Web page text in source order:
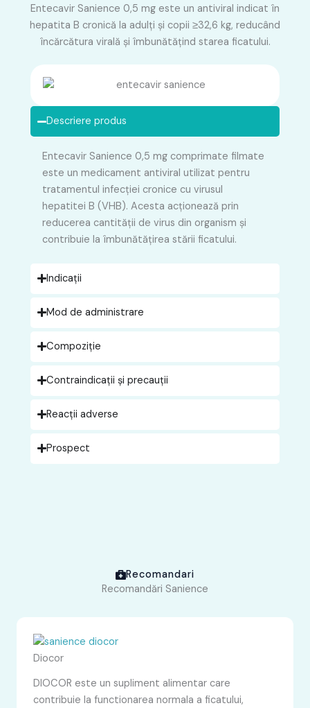
Entecavir Sanience 0,5 mg este un antiviral indicat în
hepatita B cronică la adulți și copii ≥32,6 kg, reducând
încărcătura virală și îmbunătățind starea ficatului.
Descriere produs
Entecavir Sanience 0,5 mg comprimate filmate
este un medicament antiviral utilizat pentru
tratamentul infecției cronice cu virusul
hepatitei B (VHB). Acesta acționează prin
reducerea cantității de virus din organism și
contribuie la îmbunătățirea stării ficatului.
Indicații
Mod de administrare
Compoziție
Contraindicații și precauții
Reacții adverse
Prospect
Recomandari
Recomandări Sanience
Diocor
DIOCOR este un supliment alimentar care
contribuie la functionarea normala a ficatului,